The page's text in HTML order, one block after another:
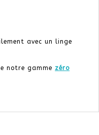
avec un linge
notre gamme zéro